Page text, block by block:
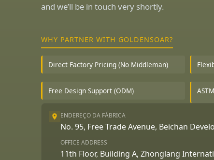
and we’ll be in touch very shortly.
WHY PARTNER WITH GOLDENSOAR?
Direct Factory Pricing (No Middleman)
Free Design Support (ODM)
ENDEREÇO DA FÁBRICA
No. 95, Free Trade Avenue, Beichan
OFFICE ADDRESS
11th Floor, Building A, Zhonglang